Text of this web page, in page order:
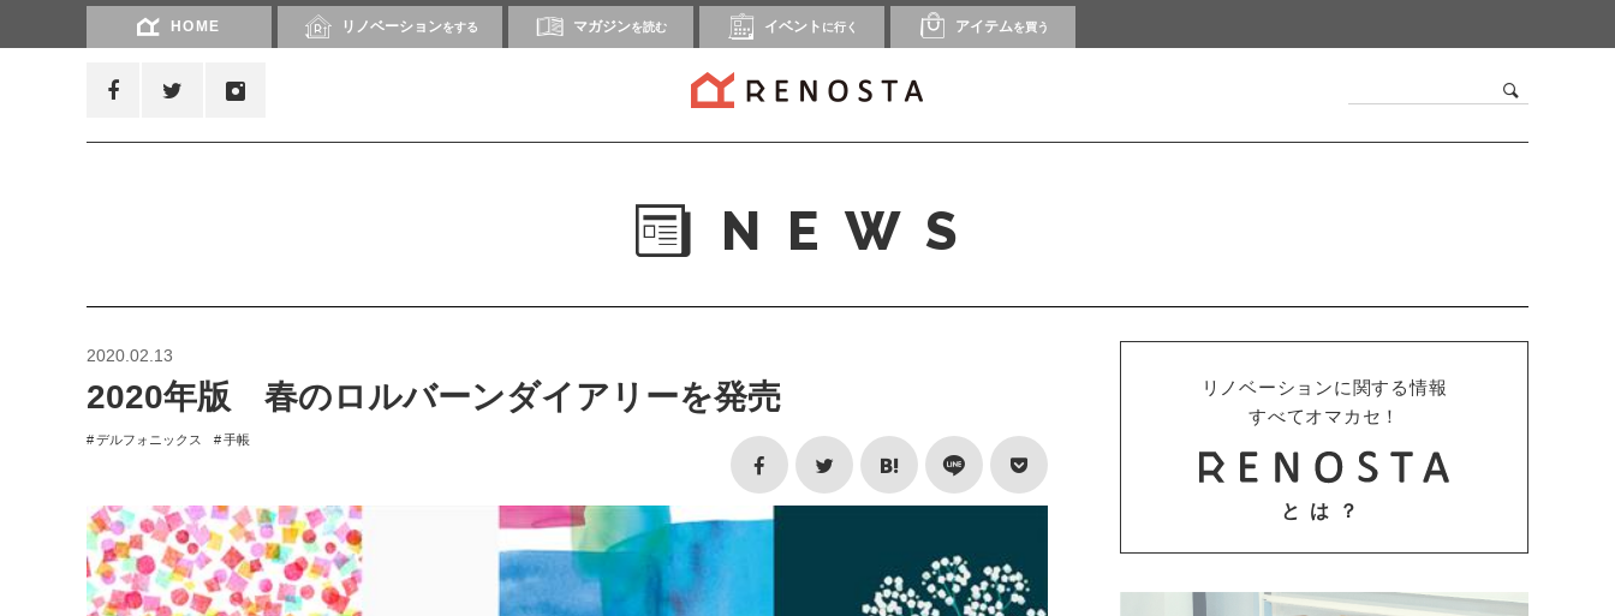
HOME リノベーションをする マガジンを読む イベント に行く アイテムを買う
NEWS
2020.02.13
2020年版 春のロルバーンダイアリーを発売
デルフォニックス 手帳
リノベーションに関する情報
すべてオマカセ！
とは？